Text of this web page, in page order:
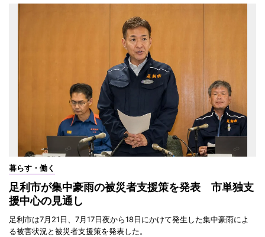
暮らす・働く
足利市が集中豪雨の被災者支援策を発表 市単独支
援中心の見通し
足利市は7月21日、7月17日夜から18日にかけて発生した集中豪雨によ
る被害状況と被災者支援策を発表した。